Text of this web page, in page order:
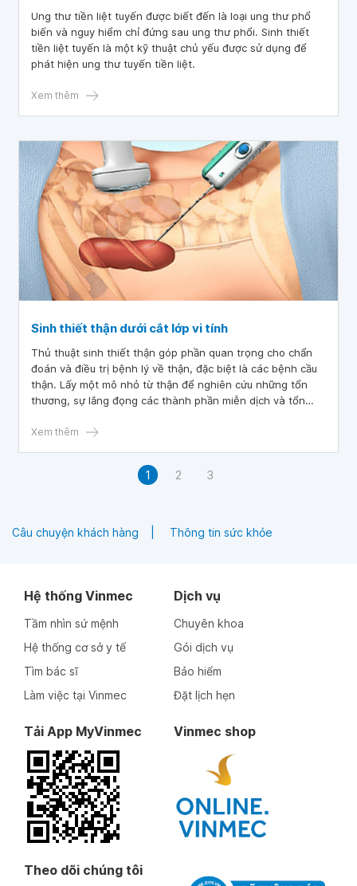
Ung thư tiền liệt tuyến được biết đến là loại ung thư phổ
biến và nguy hiểm chỉ đứng sau ung thư phổi. Sinh thiết
tiền liệt tuyến là một kỹ thuật chủ yếu được sử dụng để
phát hiện ung thư tuyến tiền liệt.
Xem thêm
Sinh thiết thận dưới cắt lớp vi tính
Thủ thuật sinh thiết thận góp phần quan trọng cho chẩn
đoán và điều trị bệnh lý về thận, đặc biệt là các bệnh cầu
thận. Lấy một mô nhỏ từ thận để nghiên cứu những tổn
thương, sự lắng đọng các thành phần miễn dịch và tổn
Xem thêm
1 2 3
Câu chuyện khách hàng Thông tin sức khỏe
Hệ thống Vinmec
Tầm nhìn sứ mệnh
Hệ thống cơ sở y tế
Tìm bác sĩ
Làm việc tại Vinmec
Dịch vụ
Chuyên khoa
Gói dịch vụ
Bảo hiểm
Đặt lịch hẹn
Tải App MyVinmec Vinmec shop
Theo dõi chúng tôi